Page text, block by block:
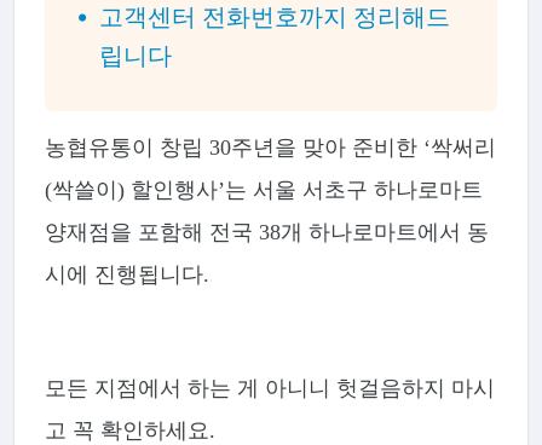
고객센터 전화번호까지 정리해드
립니다
농협유통이 창립 30주년을 맞아 준비한 ‘싹써리
(싹쓸이) 할인행사’는 서울 서초구 하나로마트
양재점을 포함해 전국 38개 하나로마트에서 동
시에 진행됩니다.
모든 지점에서 하는 게 아니니 헛걸음하지 마시
고 꼭 확인하세요.